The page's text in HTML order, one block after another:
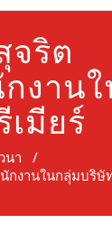
จริต
งาน
มียร์
นา /
กงานในกลุ่มบริษั